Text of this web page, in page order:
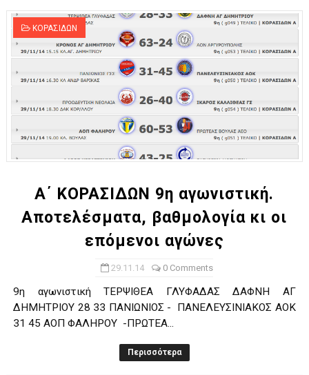
ΚΟΡΑΣΙΔΩΝ
Α΄ ΚΟΡΑΣΙΔΩΝ 9η αγωνιστική.
Αποτελέσματα, βαθμολογία κι οι
επόμενοι αγώνες
29.11.14 0 Comments
9η αγωνιστική ΤΕΡΨΙΘΕΑ ΓΛΥΦΑΔΑΣ ΔΑΦΝΗ ΑΓ
ΔΗΜΗΤΡΙΟΥ 28 33 ΠΑΝΙΩΝΙΟΣ - ΠΑΝΕΛΕΥΣΙΝΙΑΚΟΣ ΑΟΚ
31 45 ΑΟΠ ΦΑΛΗΡΟΥ -ΠΡΩΤΕΑ...
Περισσότερα